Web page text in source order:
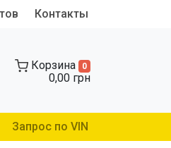
Контакты
Корзина 0
0,00 грн
Запрос по VIN